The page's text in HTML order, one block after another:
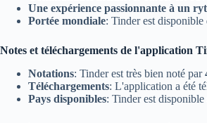
Une expérience passionnante à un
Portée mondiale: Tinder est disponible
Notes et téléchargements de l'application
Notations: Tinder est très bien noté par
Téléchargements: L'application a été
Pays disponibles: Tinder est